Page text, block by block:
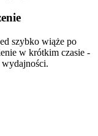
szybko wiąże po
w krótkim czasie -